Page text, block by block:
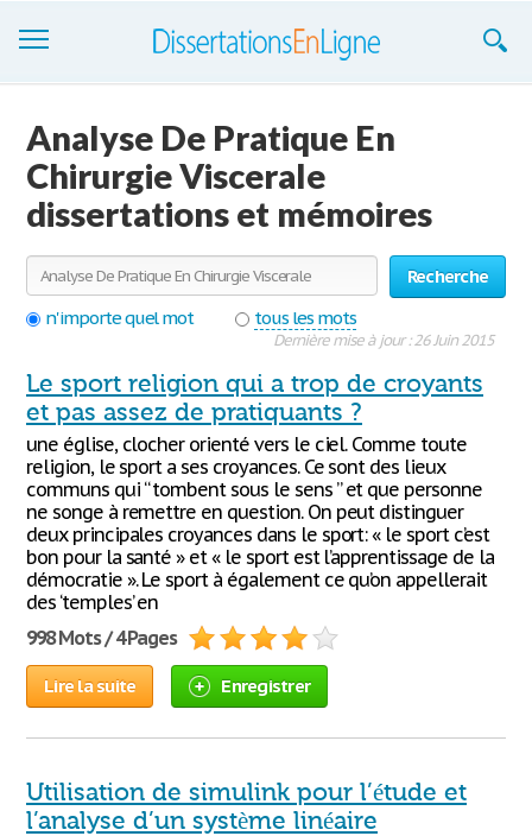
S'inscrire
Se connecter
Contactez-nous
Analyse De Pratique En
Chirurgie Viscerale
dissertations et mémoires
Recherche
n'importe quel mot
tous les mots
Dernière mise à jour : 26 Juin 2015
Le sport religion qui a trop de croyants
et pas assez de pratiquants ?
une église, clocher orienté vers le ciel. Comme toute
religion, le sport a ses croyances. Ce sont des lieux
communs qui “ tombent sous le sens ” et que personne
ne songe à remettre en question. On peut distinguer
deux principales croyances dans le sport: « le sport c’est
bon pour la santé » et « le sport est l’apprentissage de la
démocratie ». Le sport à également ce qu’on appellerait
des ‘temples’ en
998 Mots / 4 Pages
Lire la suite Enregistrer
Utilisation de simulink pour l’étude et
l’analyse d’un système linéaire